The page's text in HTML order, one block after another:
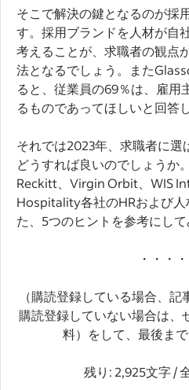
そこで解決の鍵となるのが採
す。採用ブランドを人材が自
考えることが、求職者の観点
法となるでしょう。また
ると、従業員の69％は、雇用
るものであってほしいと回答
それでは2023年、求職者に選
どうすれば良いのでしょうか
Reckitt、Virgin Orbit、WIS
Hospitality各社のHRおよび
た、5つのヒントを参考にして
・・・
（購読登録している場合、記
購読登録していない場合は、
料）をして、最後まで
残り: 2,925文字 /